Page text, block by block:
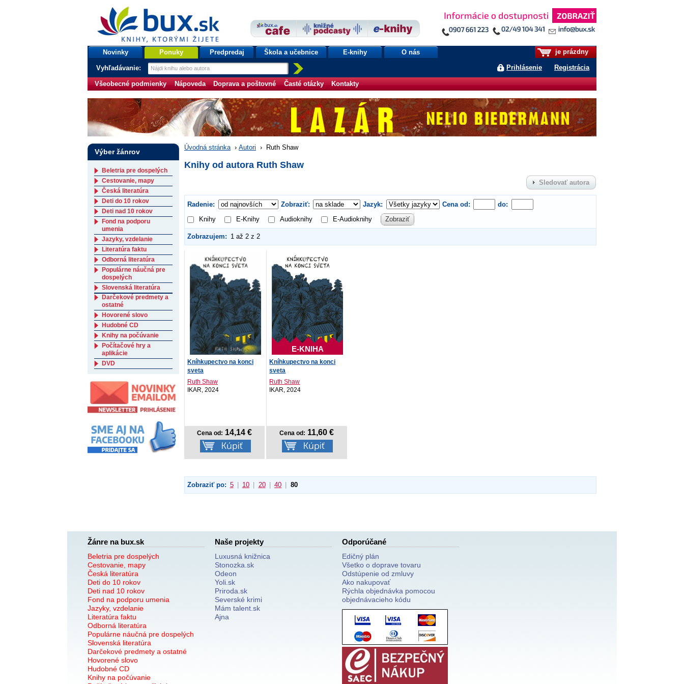
bux.sk
knihy, ktorými žijete
Úvodná stránka
je prázdny
Prihlásenie Registrácia
Novinky Ponuky Predpredaj Škola a učebnice E-knihy O nás
Vyhľadávanie:
Všeobecné podmienky Nápoveda Doprava a poštovné Časté otázky Kontakty
Úvodná stránka › Autori › Ruth Shaw
Knihy od autora Ruth Shaw
Sledovať autora
Radenie: Zobraziť: Jazyk: Cena od:
do:
Knihy
E-Knihy Audioknihy E-Audioknihy Zobraziť
Zobrazujem: 1 až 2 z 2
Kníhkupectvo na konci
sveta
Ruth Shaw
IKAR, 2024
Cena od: 14,14 €
E-KNIHA
Kníhkupectvo na konci
sveta
Ruth Shaw
IKAR, 2024
Cena od: 11,60 €
Zobraziť po: 5 10 20 40 80
Výber žánrov
Beletria pre dospelých
Cestovanie, mapy
Česká literatúra
Deti do 10 rokov
Deti nad 10 rokov
Fond na podporu
umenia
Jazyky, vzdelanie
Literatúra faktu
Odborná literatúra
Populárne náučná pre
dospelých
Slovenská literatúra
Darčekové predmety a
ostatné
Hovorené slovo
Hudobné CD
Knihy na počúvanie
Počítačové hry a
aplikácie
DVD
Žánre na bux.sk
Beletria pre dospelých
Cestovanie, mapy
Česká literatúra
Deti do 10 rokov
Deti nad 10 rokov
Fond na podporu umenia
Jazyky, vzdelanie
Literatúra faktu
Odborná literatúra
Populárne náučná pre dospelých
Slovenská literatúra
Darčekové predmety a ostatné
Hovorené slovo
Hudobné CD
Knihy na počúvanie
Naše projekty
Luxusná knižnica
Stonozka.sk
Odeon
Yoli.sk
Priroda.sk
Severské krimi
Mám talent.sk
Ajna
Odporúčané
Edičný plán
Všetko o doprave tovaru
Odstúpenie od zmluvy
Ako nakupovať
Rýchla objednávka pomocou
objednávacieho kódu